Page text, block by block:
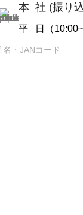
本 社 (振り
平 日（